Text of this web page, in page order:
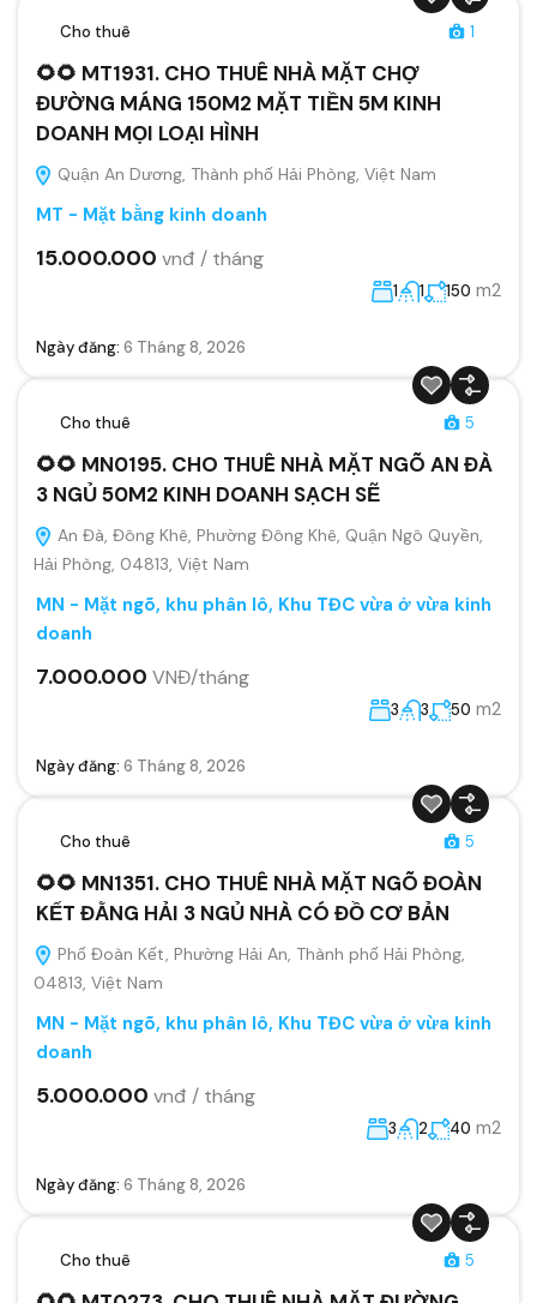
Cho thuê 1
🌻🌻 MT1931. CHO THUÊ NHÀ MẶT CHỢ
ĐƯỜNG MÁNG 150M2 MẶT TIỀN 5M KINH
DOANH MỌI LOẠI HÌNH
Quận An Dương, Thành phố Hải Phòng, Việt Nam
MT - Mặt bằng kinh doanh
15.000.000 vnđ / tháng
1 1 150 m2
Ngày đăng: 6 Tháng 8, 2026
Cho thuê 5
🌻🌻 MN0195. CHO THUÊ NHÀ MẶT NGÕ AN ĐÀ
3 NGỦ 50M2 KINH DOANH SẠCH SẼ
An Đà, Đông Khê, Phường Đông Khê, Quận Ngô Quyền,
Hải Phòng, 04813, Việt Nam
MN - Mặt ngõ, khu phân lô, Khu TĐC vừa ở vừa kinh
doanh
7.000.000 VNĐ/tháng
3 3 50 m2
Ngày đăng: 6 Tháng 8, 2026
Cho thuê 5
🌻🌻 MN1351. CHO THUÊ NHÀ MẶT NGÕ ĐOÀN
KẾT ĐẰNG HẢI 3 NGỦ NHÀ CÓ ĐỒ CƠ BẢN
Phố Đoàn Kết, Phường Hải An, Thành phố Hải Phòng,
04813, Việt Nam
MN - Mặt ngõ, khu phân lô, Khu TĐC vừa ở vừa kinh
doanh
5.000.000 vnđ / tháng
3 2 40 m2
Ngày đăng: 6 Tháng 8, 2026
Cho thuê 5